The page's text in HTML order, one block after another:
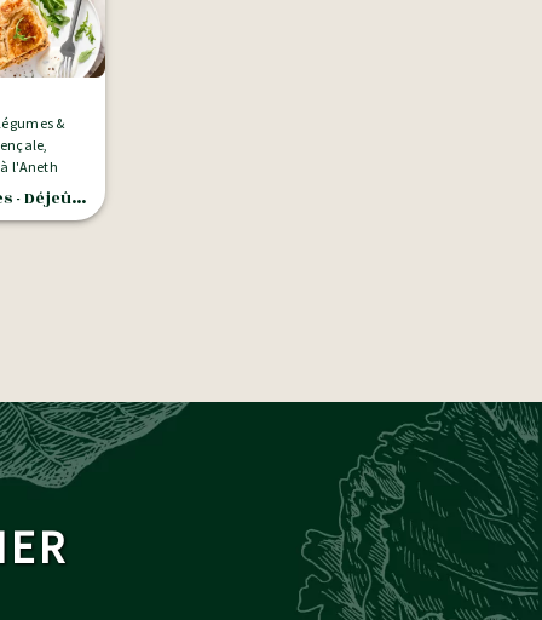
&
l'Aneth